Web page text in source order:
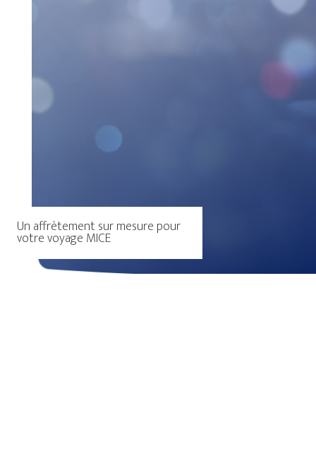
Un affrètement sur mesure pour
votre voyage MICE